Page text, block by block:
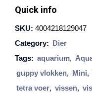
t
p
Quick info
SKU: 4004218129047
Category: Dier
Tags: aquarium,
guppy vlokken, Mini,
tetra voer, vissen,